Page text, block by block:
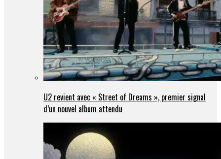
U2 revient avec « Street of Dreams », premier signal
d’un nouvel album attendu